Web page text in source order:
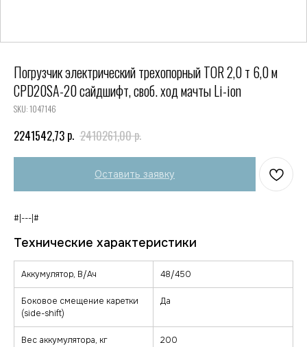
Погрузчик электрический трехопорный TOR 2,0 т 6,0 м
CPD20SA-20 сайдшифт, своб. ход мачты Li-ion
SKU:1047146
2241542,73 р. 2410261,00р.
Оставить заявку
#|---|#
Аккумулятор, В/Ач 48/450
Боковое смещение каретки
(side-shift)
Да
Вес аккумулятора, кг 200